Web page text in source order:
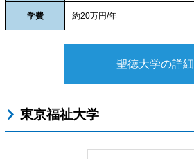
学費 約20万円/年
聖徳大学の詳細
東京福祉大学